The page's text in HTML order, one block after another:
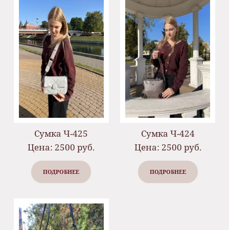
Сумка Ч-425
Цена: 2500 руб.
ПОДРОБНЕЕ
Сумка Ч-424
Цена: 2500 руб.
ПОДРОБНЕЕ